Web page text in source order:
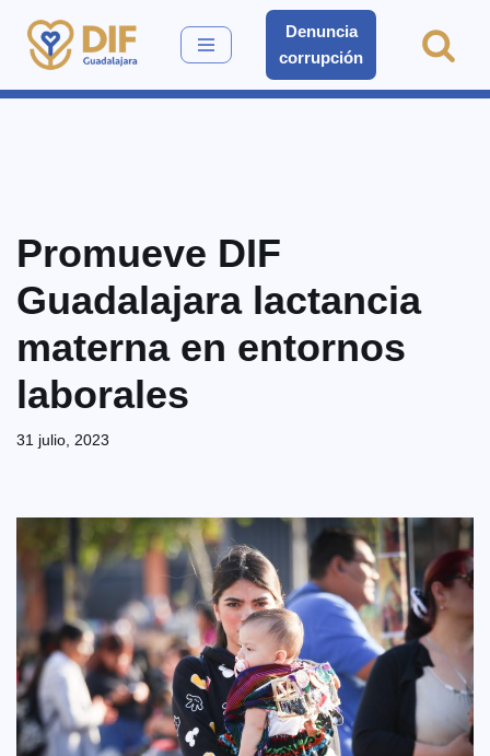
Saltar
Denuncia
corrupción
Promueve DIF
Guadalajara lactancia
materna en entornos
laborales
31 julio, 2023